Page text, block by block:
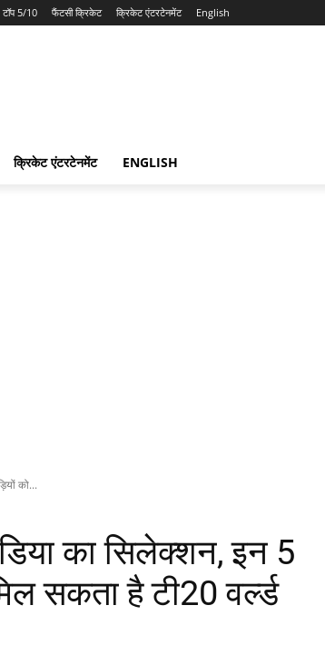
टॉप 5/10 फैंटसी क्रिकेट क्रिकेट एंटरटेनमेंट English
क्रिकेट एंटरटेनमेंट ENGLISH
को...
का सिलेक्शन, इन 5
सकता है टी20 वर्ल्ड